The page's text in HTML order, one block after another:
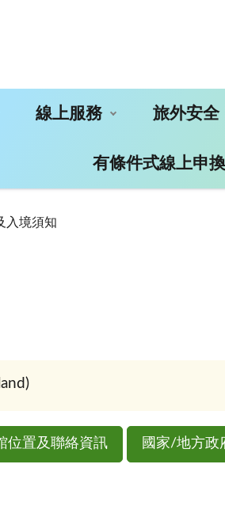
線上服務 旅外安全
有條件式線上申
入境須知
位置及聯絡資訊 國家/地方政